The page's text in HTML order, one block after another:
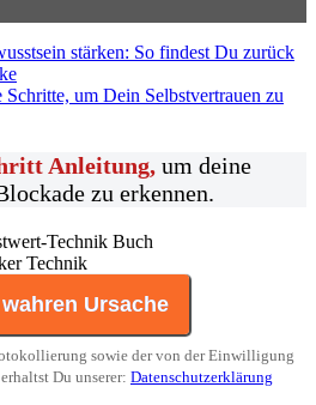
stärken: So findest Du zurück
um Dein Selbstvertrauen zu
Anleitung, um deine
zu erkennen.
Technik
Ursache
sowie der von der Einwilligung
Du unserer: Datenschutzerklärung